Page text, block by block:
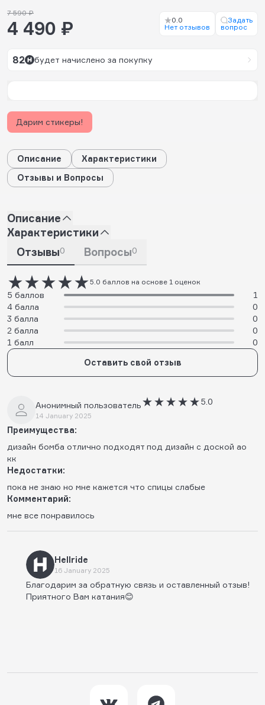
7 590 ₽
4 490 ₽
0.0
Нет отзывов
Задать
вопрос
82 будет начислено за покупку
Дарим стикеры!
Описание
Характеристики
Отзывы и Вопросы
Описание
Характеристики
Отзывы0 Вопросы0
5.0 баллов на основе 1 оценок
5 баллов
1
4 балла
0
3 балла
0
2 балла
0
1 балл
0
Оставить свой отзыв
Анонимный пользователь
14 January 2025
5.0
Преимущества:
дизайн бомба отлично подходят под дизайн с доской ао
кк
Недостатки:
пока не знаю но мне кажется что спицы слабые
Комментарий:
мне все понравилось
Hellride
16 January 2025
Благодарим за обратную связь и оставленный отзыв!
Приятного Вам катания😊